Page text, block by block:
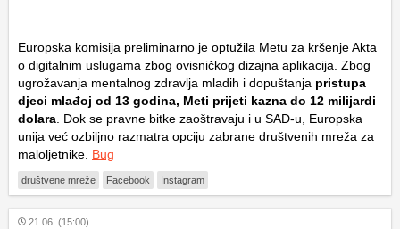
Europska komisija preliminarno je optužila Metu za kršenje Akta
o digitalnim uslugama zbog ovisničkog dizajna aplikacija. Zbog
ugrožavanja mentalnog zdravlja mladih i dopuštanja pristupa
djeci mlađoj od 13 godina, Meti prijeti kazna do 12 milijardi
dolara . Dok se pravne bitke zaoštravaju i u SAD-u, Europska
unija već ozbiljno razmatra opciju zabrane društvenih mreža za
maloljetnike. Bug
društvene mreže Facebook Instagram
21.06. (15:00)